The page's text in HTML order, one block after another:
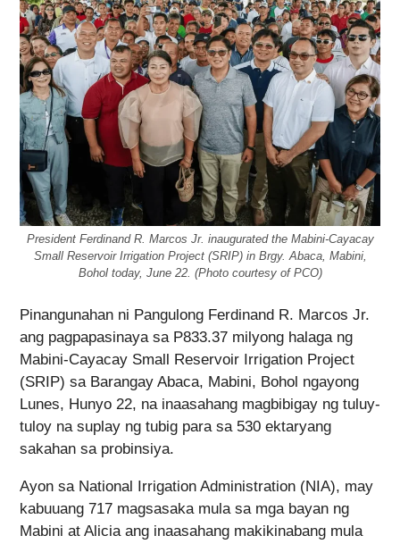
President Ferdinand R. Marcos Jr. inaugurated the Mabini-Cayacay
Small Reservoir Irrigation Project (SRIP) in Brgy. Abaca, Mabini,
Bohol today, June 22. (Photo courtesy of PCO)
Pinangunahan ni Pangulong Ferdinand R. Marcos Jr.
ang pagpapasinaya sa P833.37 milyong halaga ng
Mabini-Cayacay Small Reservoir Irrigation Project
(SRIP) sa Barangay Abaca, Mabini, Bohol ngayong
Lunes, Hunyo 22, na inaasahang magbibigay ng tuluy-
tuloy na suplay ng tubig para sa 530 ektaryang
sakahan sa probinsiya.
Ayon sa National Irrigation Administration (NIA), may
kabuuang 717 magsasaka mula sa mga bayan ng
Mabini at Alicia ang inaasahang makikinabang mula